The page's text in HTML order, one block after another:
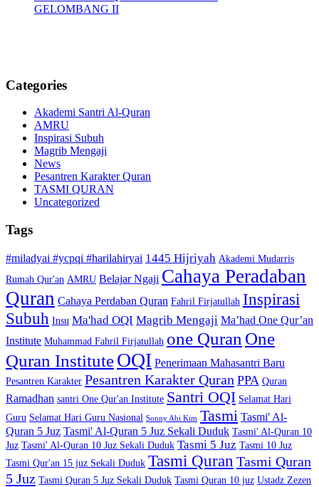
Categories
Akademi Santri Al-Quran
AMRU
Inspirasi Subuh
Magrib Mengaji
News
Pesantren Karakter Quran
TASMI QURAN
Uncategorized
Tags
#miladyai #ycpqi #harilahiryai 1445 Hijriyah Akademi Mudarris
Rumah Qur'an AMRU Belajar Ngaji Cahaya Peradaban
Quran Cahaya Perdaban Quran Fahril Firjatullah Inspirasi
Subuh Insu Ma'had OQI Magrib Mengaji Ma’had One Qur’an
Institute Muhammad Fahril Firjatullah one Quran One
Quran InstituteOQI Penerimaan Mahasantri Baru
Pesantren Karakter Pesantren Karakter Quran PPA Quran
Ramadhan santri One Qur'an Institute Santri OQI Selamat Hari
Guru Selamat Hari Guru Nasional Sonny Abi Kim Tasmi Tasmi' Al-
Quran 5 Juz Tasmi' Al-Quran 5 Juz Sekali Duduk Tasmi' Al-Quran 10
Juz Tasmi' Al-Quran 10 Juz Sekali Duduk Tasmi 5 Juz Tasmi 10 Juz
Tasmi Qur'an 15 juz Sekali Duduk Tasmi Quran Tasmi Quran
5 Juz Tasmi Quran 5 Juz Sekali Duduk Tasmi Quran 10 juz Ustadz Zezen